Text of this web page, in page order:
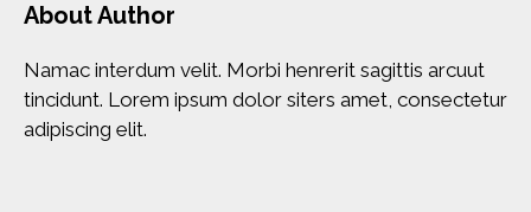
About Author
Namac interdum velit. Morbi henrerit sagittis arcuut
tincidunt. Lorem ipsum dolor siters amet, consectetur
adipiscing elit.